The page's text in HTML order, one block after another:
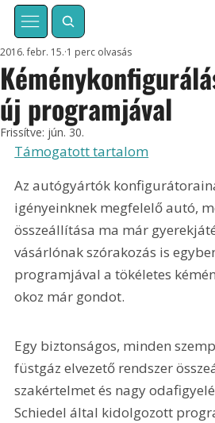
új programjával
2016. febr. 15. 1 perc olvasás
Frissítve: jún. 30.
Támogatott tartalom
Az autógyártók
igényeinknek megfelelő autó,
összeállítása ma már
vásárlónak szórakozás is
programjával a tökéletes
okoz már gondot.
Egy biztonságos, minden
füstgáz elvezető rendszer
szakértelmet és nagy
Schiedel által kidolgozott